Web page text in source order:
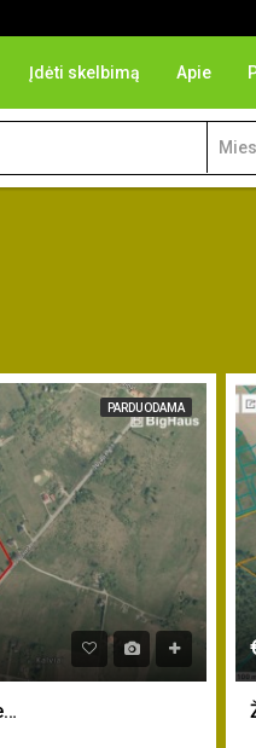
Įdėti skelbimą Apie
PARDUODAMA
3,82 ha žemės sklypas netoli Klaipėdos m.